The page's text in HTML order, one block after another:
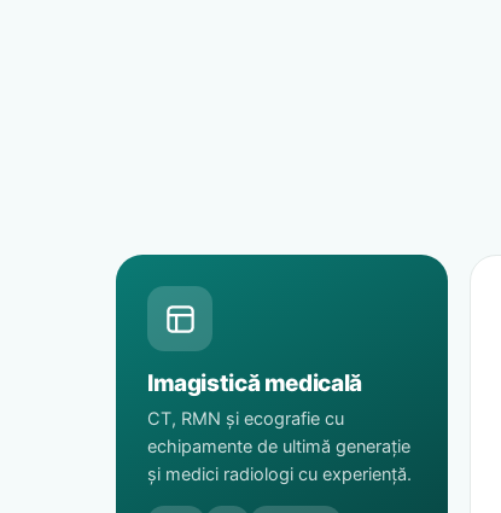
Imagistică medicală
CT, RMN și ecografie cu
echipamente de ultimă generație
și medici radiologi cu experiență.